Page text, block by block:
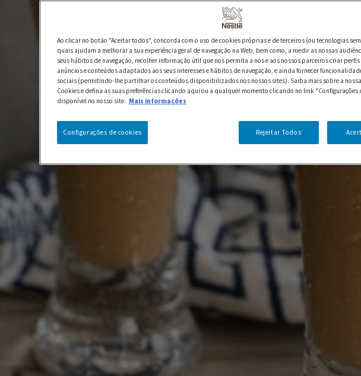
Ao clicar no botão "Aceitar todos", concorda com o uso de cookies próprias e de terceiros (ou tecnologias
quais ajudam a melhorar a sua experiência geral de navegação na Web, bem como, a medir as nossas
seus hábitos de navegação, recolher informação útil que nos permita a nós e aos nossos parceiros criar perfis
anúncios e conteúdos adaptados aos seus interesses e hábitos de navegação, e ainda fornecer
sociais (permitindo-lhe partilhar os conteúdos disponibilizados nos nossos sites). Saiba mais sobre a
Cookies e defina as suas preferências clicando aqui ou a qualquer momento clicando no link "Configurações
disponível no nosso site. Mais informações
Rejeitar Todos
Configurações de cookies